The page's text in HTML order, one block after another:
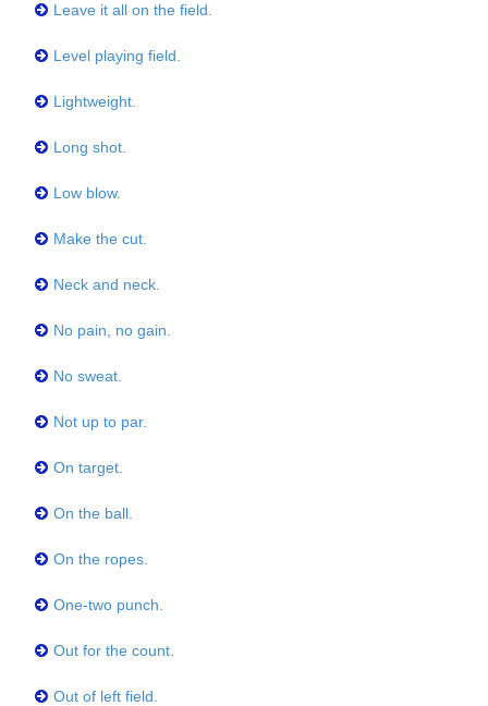
Leave it all on the field.
Level playing field.
Lightweight.
Long shot.
Low blow.
Make the cut.
Neck and neck.
No pain, no gain.
No sweat.
Not up to par.
On target.
On the ball.
On the ropes.
One-two punch.
Out for the count.
Out of left field.